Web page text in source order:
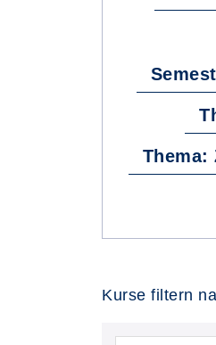
Thema:
Kurse filtern